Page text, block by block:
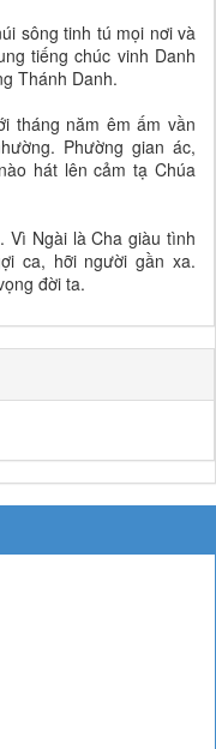
sông tinh tú mọi nơi và
tiếng chúc vinh Danh
Thánh Danh.
tháng năm êm ấm vần
Phường gian ác,
hát lên cảm tạ Chúa
Vì Ngài là Cha giàu tình
ca, hỡi người gần xa.
đời ta.